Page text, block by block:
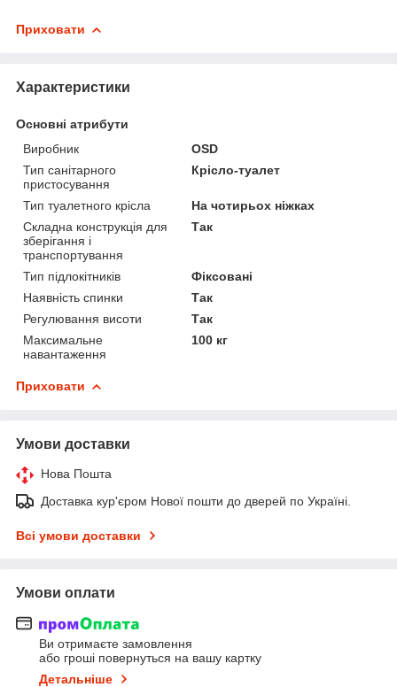
Приховати
Характеристики
Основні атрибути
Виробник
ОSD
Тип санітарного
пристосування
Крісло-туалет
Тип туалетного крісла
На чотирьох ніжках
Складна конструкція для
зберігання і
транспортування
Так
Тип підлокітників
Фіксовані
Наявність спинки
Так
Регулювання висоти
Так
Максимальне
навантаження
100 кг
Приховати
Умови доставки
Нова Пошта
Доставка кур'єром Нової пошти до дверей по Україні.
Всі умови доставки
Умови оплати
Ви отримаєте замовлення
або гроші повернуться на вашу картку
Детальніше